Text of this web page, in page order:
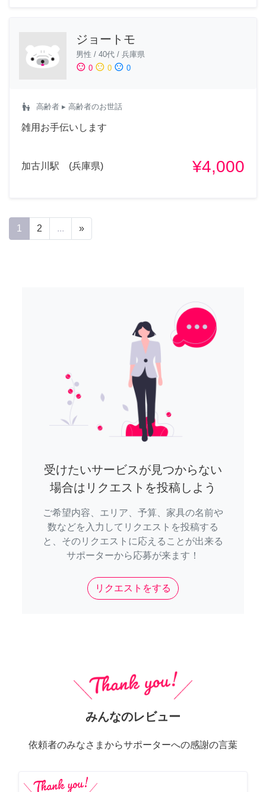
ジョートモ
男性 / 40代 / 兵庫県
sentiment_satisfied 0 sentiment_neutral 0 sentiment_dissatisfied 0
escalator_warning 高齢者 ▸ 高齢者のお世話
雑用お手伝いします
加古川駅 (兵庫県) ¥4,000
1 2 ... »
受けたいサービスが見つからない
場合はリクエストを投稿しよう
ご希望内容、エリア、予算、家具の名前や
数などを入力してリクエストを投稿する
と、そのリクエストに応えることが出来る
サポーターから応募が来ます！
リクエストをする
みんなのレビュー
依頼者のみなさまからサポーターへの感謝の言葉